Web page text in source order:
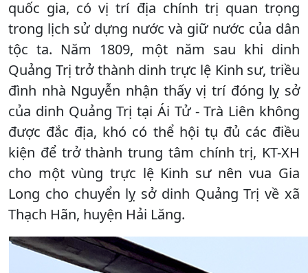
quốc gia, có vị trí địa chính trị quan trọng
trong lịch sử dựng nước và giữ nước của dân
tộc ta. Năm 1809, một năm sau khi dinh
Quảng Trị trở thành dinh trực lệ Kinh sư, triều
đình nhà Nguyễn nhận thấy vị trí đóng lỵ sở
của dinh Quảng Trị tại Ái Tử - Trà Liên không
được đắc địa, khó có thể hội tụ đủ các điều
kiện để trở thành trung tâm chính trị, KT-XH
cho một vùng trực lệ Kinh sư nên vua Gia
Long cho chuyển lỵ sở dinh Quảng Trị về xã
Thạch Hãn, huyện Hải Lăng.